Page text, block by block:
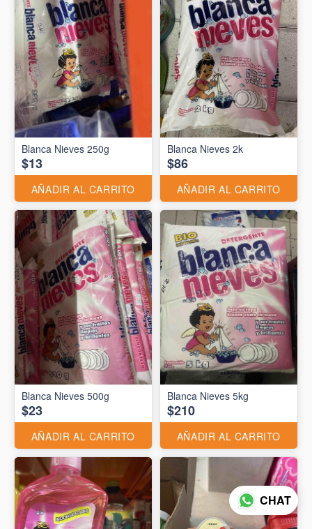
Blanca Nieves 250g
$13
AÑADIR AL CARRITO
Blanca Nieves 2k
$86
AÑADIR AL CARRITO
Blanca Nieves 500g
$23
AÑADIR AL CARRITO
Blanca Nieves 5kg
$210
AÑADIR AL CARRITO
CHAT